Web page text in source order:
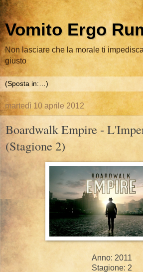
Vomito Ergo
Non lasciare che la morale ti
giusto
martedì 10 aprile 2012
Boardwalk Empire -
(Stagione 2)
Anno: 2011
Stagione: 2